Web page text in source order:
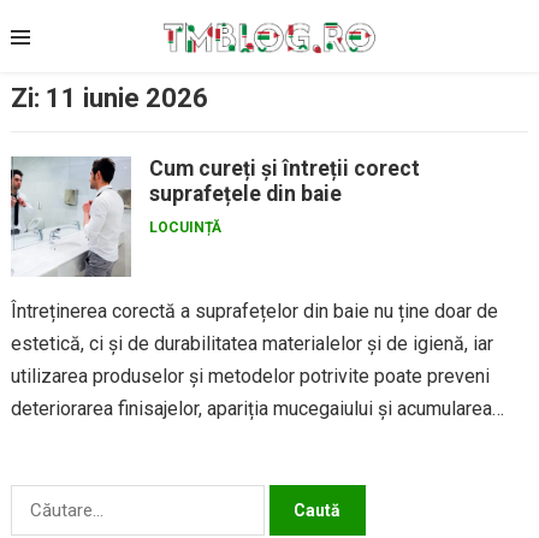
to
Zi: 11 iunie 2026
Cum cureți și întreții corect
suprafețele din baie
LOCUINȚĂ
Întreținerea corectă a suprafețelor din baie nu ține doar de
estetică, ci și de durabilitatea materialelor și de igienă, iar
utilizarea produselor și metodelor potrivite poate preveni
deteriorarea finisajelor, apariția mucegaiului și acumularea
Caută